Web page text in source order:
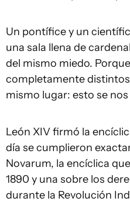
Un pontífice y un
una sala llena de
del mismo miedo.
completamente
mismo lugar: esto se
León XIV firmó la
día se cumplieron
Novarum, la encíclica
1890 y una sobre los
durante la Revolución